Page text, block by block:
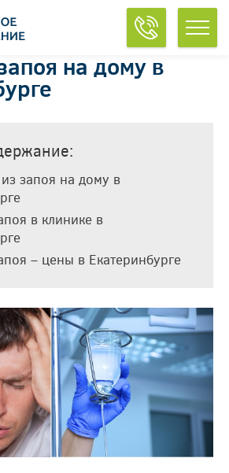
на дому в
запоя на дому в
в клинике в
– цены в Екатеринбурге